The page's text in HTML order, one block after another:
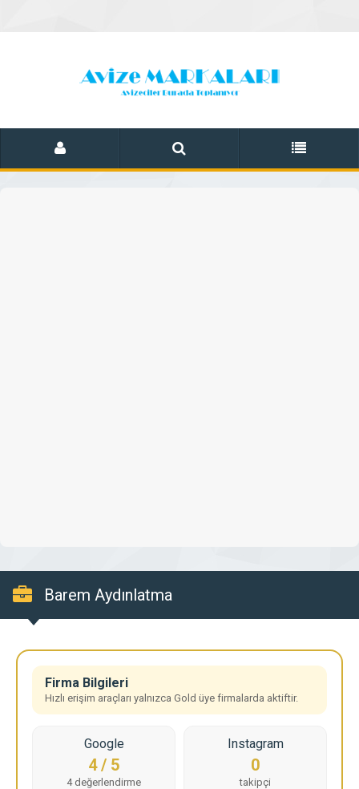
Barem Aydınlatma
Firma Bilgileri
Hızlı erişim araçları yalnızca Gold üye firmalarda aktiftir.
Google
4 / 5
4 değerlendirme
Instagram
0
takipçi